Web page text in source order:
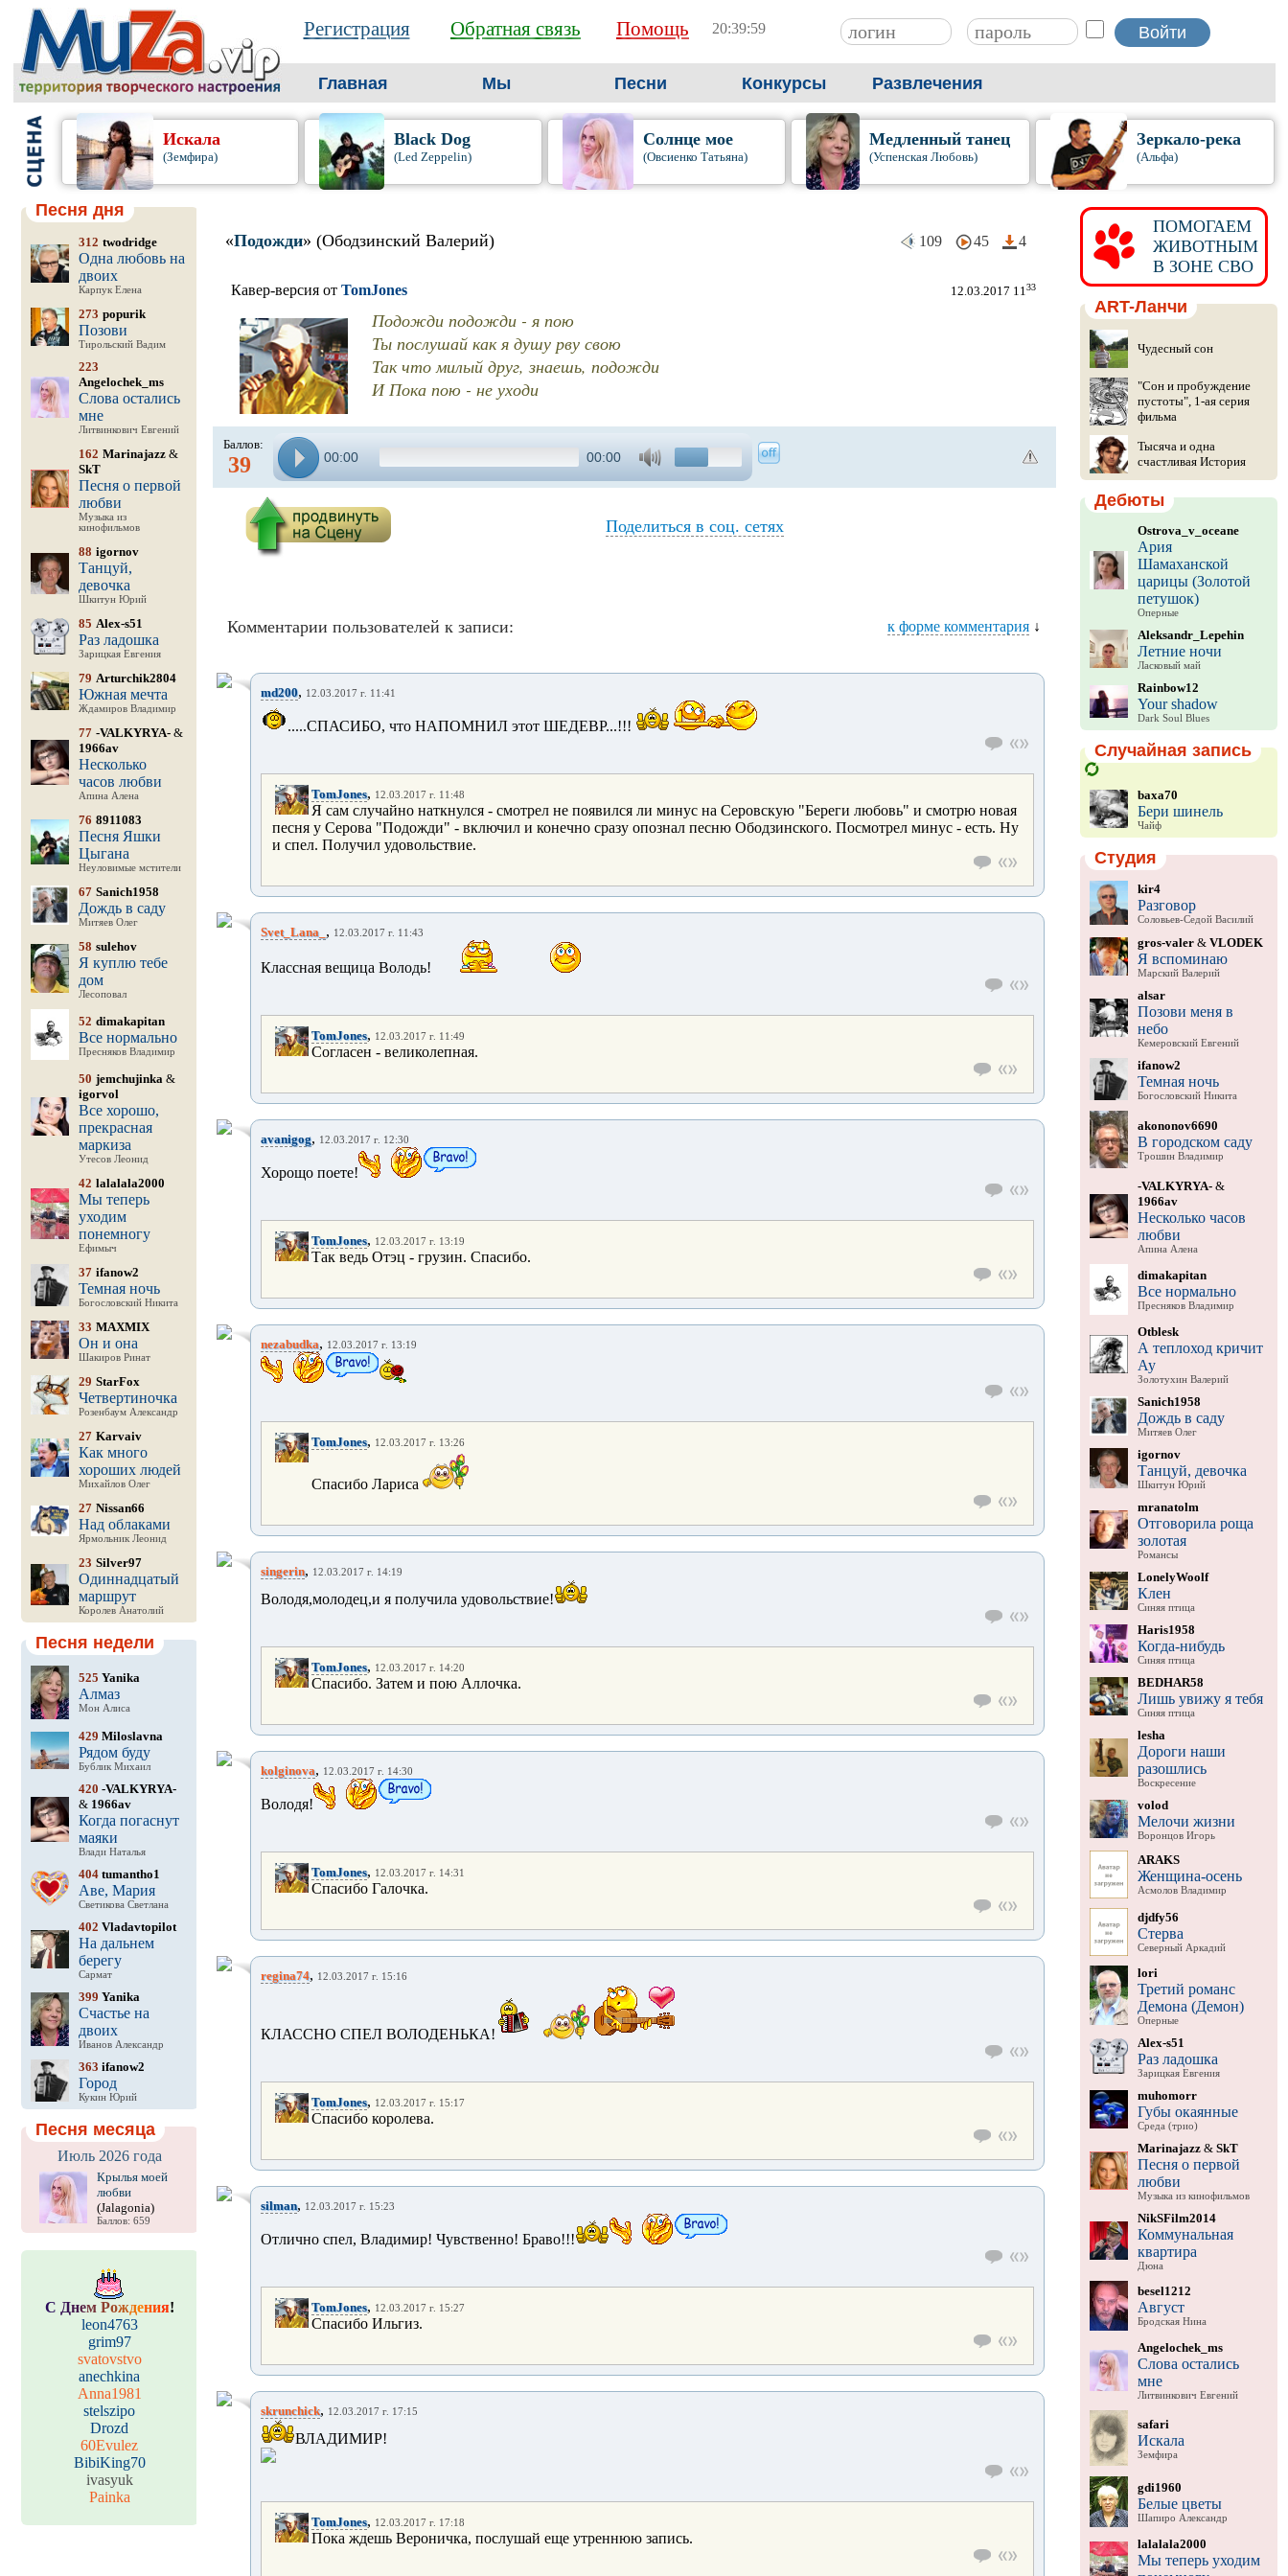
Регистрация Обратная связь Помощь 20:40:00
Главная Мы Песни Конкурсы Развлечения
Искала
(Земфира)
Black Dog
(Led Zeppelin)
Солнце мое
(Овсиенко Татьяна)
Медленный танец
(Успенская Любовь)
Зеркало-река
(Альфа)
Песня дня
312 twodridge
Одна любовь на
двоих
Карпук Елена
273 popurik
Позови
Тирольский Вадим
223
Angelochek_ms
Слова остались
мне
Литвинкович Евгений
162 Marinajazz&
SkT
Песня о первой
любви
Музыка из
кинофильмов
88 igornov
Танцуй,
девочка
Шкитун Юрий
85 Alex-s51
Раз ладошка
Зарицкая Евгения
79 Arturchik2804
Южная мечта
Ждамиров Владимир
77 -VALKYRYA-&
1966av
Несколько
часов любви
Апина Алена
76 8911083
Песня Яшки
Цыгана
Неуловимые мстители
67 Sanich1958
Дождь в саду
Митяев Олег
58 sulehov
Я куплю тебе
дом
Лесоповал
52 dimakapitan
Все нормально
Пресняков Владимир
50 jemchujinka&
igorvol
Все хорошо,
прекрасная
маркиза
Утесов Леонид
42 lalalala2000
Мы теперь
уходим
понемногу
Ефимыч
37 ifanow2
Темная ночь
Богословский Никита
33 MAXMIX
Он и она
Шакиров Ринат
29 StarFox
Четвертиночка
Розенбаум Александр
27 Karvaiv
Как много
хороших людей
Михайлов Олег
27 Nissan66
Над облаками
Ярмольник Леонид
23 Silver97
Одиннадцатый
маршрут
Королев Анатолий
Песня недели
525 Yanika
Алмаз
Мон Алиса
429 Miloslavna
Рядом буду
Бублик Михаил
420 -VALKYRYA-
& 1966av
Когда погаснут
маяки
Влади Наталья
404tumantho1
Аве, Мария
Светикова Светлана
402 Vladavtopilot
На дальнем
берегу
Сармат
399 Yanika
Счастье на
двоих
Иванов Александр
363 ifanow2
Город
Кукин Юрий
Песня месяца
Июль 2026 года
Крылья моей
любви
(Jalagonia)
Баллов: 659
С Днем Рождения!
leon4763
grim97
svatovstvo
anechkina
Anna1981
stelszipo
Drozd
60Evulez
BibiKing70
ivasyuk
Painka
«Подожди» (Ободзинский Валерий) 109 45 4
Кавер-версия от TomJones 12.03.2017 1133
Подожди подожди - я пою
Ты послушай как я душу рву свою
Так что милый друг, знаешь, подожди
И Пока пою - не уходи
Баллов:
39 00:00 00:00
Поделиться в соц. сетях
Комментарии пользователей к записи: к форме комментария ↓
md200, 12.03.2017 г. 11:41
.....СПАСИБО, что НАПОМНИЛ этот ШЕДЕВР...!!!
TomJones, 12.03.2017 г. 11:48
Я сам случайно наткнулся - смотрел не появился ли минус на Серовскую "Береги любовь" и смотрю новая
песня у Серова "Подожди" - включил и конечно сразу опознал песню Ободзинского. Посмотрел минус - есть. Ну
и спел. Получил удовольствие.
Svet_Lana_ , 12.03.2017 г. 11:43
Классная вещица Володь!
TomJones, 12.03.2017 г. 11:49
Согласен - великолепная.
avanigog, 12.03.2017 г. 12:30
Хорощо поете!
TomJones, 12.03.2017 г. 13:19
Так ведь Отэц - грузин. Спасибо.
nezabudka, 12.03.2017 г. 13:19
TomJones, 12.03.2017 г. 13:26
Спасибо Лариса
singerin, 12.03.2017 г. 14:19
Володя,молодец,и я получила удовольствие!
TomJones, 12.03.2017 г. 14:20
Спасибо. Затем и пою Аллочка.
kolginova, 12.03.2017 г. 14:30
Володя!
TomJones, 12.03.2017 г. 14:31
Спасибо Галочка.
regina74, 12.03.2017 г. 15:16
КЛАССНО СПЕЛ ВОЛОДЕНЬКА!
TomJones, 12.03.2017 г. 15:17
Спасибо королева.
silman, 12.03.2017 г. 15:23
Отлично спел, Владимир! Чувственно! Браво!!!
TomJones, 12.03.2017 г. 15:27
Спасибо Ильгиз.
skrunchick, 12.03.2017 г. 17:15
ВЛАДИМИР!
TomJones, 12.03.2017 г. 17:18
Пока ждешь Вероничка, послушай еще утреннюю запись.
ПОМОГАЕМ
ЖИВОТНЫМ
В ЗОНЕ СВО
ART-Ланчи
Чудесный сон
"Сон и пробуждение
пустоты", 1-ая серия
фильма
Тысяча и одна
счастливая История
Дебюты
Ostrova_v_oceane
Ария
Шамаханской
царицы (Золотой
петушок)
Оперные
Aleksandr_Lepehin
Летние ночи
Ласковый май
Rainbow12
Your shadow
Dark Soul Blues
Случайная запись
baxa70
Бери шинель
Чайф
Студия
kir4
Разговор
Соловьев-Седой Василий
gros-valer& VLODEK
Я вспоминаю
Марский Валерий
alsar
Позови меня в
небо
Кемеровский Евгений
ifanow2
Темная ночь
Богословский Никита
akononov6690
В городском саду
Трошин Владимир
-VALKYRYA-&
1966av
Несколько часов
любви
Апина Алена
dimakapitan
Все нормально
Пресняков Владимир
Otblesk
А теплоход кричит
Ау
Золотухин Валерий
Sanich1958
Дождь в саду
Митяев Олег
igornov
Танцуй, девочка
Шкитун Юрий
mranatolm
Отговорила роща
золотая
Романсы
LonelyWoolf
Клен
Синяя птица
Haris1958
Когда-нибудь
Синяя птица
BEDHAR58
Лишь увижу я тебя
Синяя птица
lesha
Дороги наши
разошлись
Воскресение
volod
Мелочи жизни
Воронцов Игорь
ARAKS
Женщина-осень
Асмолов Владимир
djdfy56
Стерва
Северный Аркадий
lori
Третий романс
Демона (Демон)
Оперные
Alex-s51
Раз ладошка
Зарицкая Евгения
muhomorr
Губы окаянные
Среда (трио)
Marinajazz& SkT
Песня о первой
любви
Музыка из кинофильмов
NikSFilm2014
Коммунальная
квартира
Дюна
besel1212
Август
Бродская Нина
Angelochek_ms
Слова остались
мне
Литвинкович Евгений
safari
Искала
Земфира
gdi1960
Белые цветы
Шапиро Александр
lalalala2000
Мы теперь уходим